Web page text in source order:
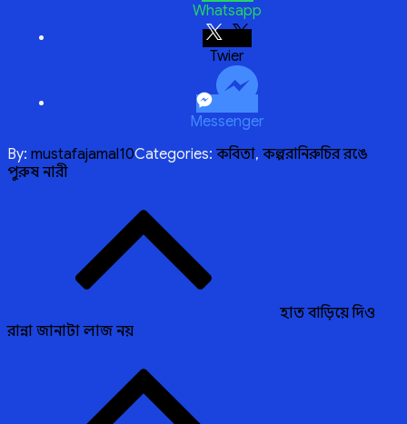
Whatsapp
Twitter
Messenger
By: mustafajamal10Categories: কবিতা, কল্পরানিরুচির রঙে
পুরুষ নারী
হাত বাড়িয়ে দিও
রান্না জানাটা লাজ নয়